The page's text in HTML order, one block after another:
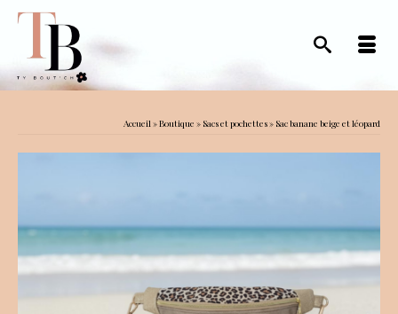
Accueil»Boutique » Sacs et pochettes» Sac banane beige et léopard